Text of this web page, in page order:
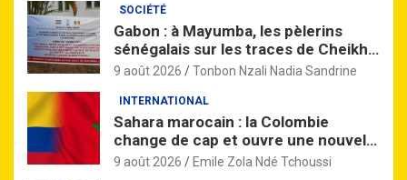
SOCIÉTÉ
Gabon : à Mayumba, les pèlerins
sénégalais sur les traces de Cheikh
Amadou Bamba
9 août 2026 Tonbon Nzali Nadia Sandrine
INTERNATIONAL
Sahara marocain : la Colombie
change de cap et ouvre une nouvelle
page avec le Maroc
9 août 2026 Emile Zola Ndé Tchoussi